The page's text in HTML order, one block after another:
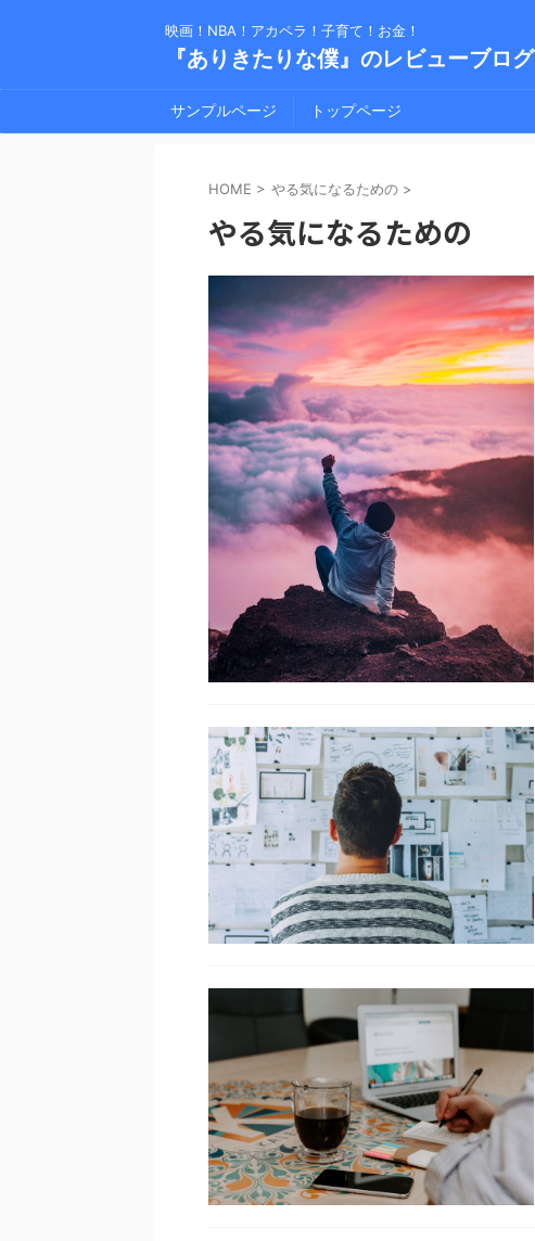
映画！NBA！アカペラ！子育て！お金！
『ありきたりな僕』のレビューブログ
サンプルページ トップページ
HOME > やる気になるための >
やる気になるための